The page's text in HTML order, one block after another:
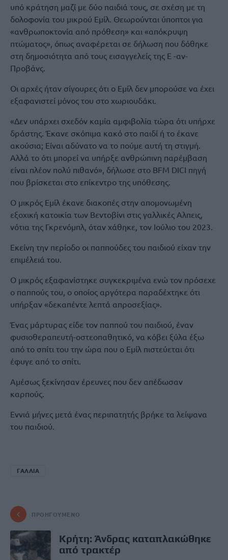
υπό κράτηση μαζί με δύο παιδιά τους, σε σχέση με τη
δολοφονία του μικρού Εμίλ. Θεωρούνται ύποπτοι για
«ανθρωποκτονία από πρόθεση» και «απόκρυψη
πτώματος», όπως αναφέρεται σε δήλωση που δόθηκε
στη δημοσιότητα από τους εισαγγελείς της E -αν-
Προβάνς.
Οι αρχές ήταν σίγουρες ότι ο Εμίλ δεν μπορούσε να έχει
εξαφανιστεί μόνος του στο χωριουδάκι.
«Δεν υπάρχει σχεδόν καμία αμφιβολία τώρα ότι υπήρχε
δράστης. Έκανε σκόπιμα κακό στο παιδί ή το έκανε
ακούσια; Είναι αδύνατο να το πούμε αυτή τη στιγμή.
Αλλά το ότι μπορεί να υπήρξε ανθρώπινη παρέμβαση
είναι πλέον πολύ πιθανό», δήλωσε στο BFM DICI πηγή
που βρίσκεται στο επίκεντρο της υπόθεσης.
Ο μικρός Εμίλ έκανε διακοπές στην απομονωμένη
εξοχική κατοικία των Βεντοβίνι στις γαλλικές Αλπεις,
νότια της Γκρενόμπλ, όταν χάθηκε, τον Ιούλιο του 2023.
Εκείνη την περίοδο οι παππούδες του παιδιού είχαν την
επιμέλειά του.
Ο μικρός εξαφανίστηκε συγκεκριμένα ενώ τον πρόσεχε
ο παππούς του, ο οποίος αργότερα παραδέχτηκε ότι
υπήρξαν «δεκαπέντε λεπτά απροσεξίας».
Ένας μάρτυρας είδε τον παππού του παιδιού, έναν
φυσιοθεραπευτή-οστεοπαθητικό, να κόβει ξύλα έξω
από το σπίτι του την ώρα που ο Εμίλ πιστεύεται ότι
έφυγε από το σπίτι.
Αμέσως ξεκίνησαν έρευνες που δεν απέδωσαν
καρπούς.
Εννιά μήνες μετά ένας περιπατητής βρήκε τα λείψανα
του παιδιού.
ΓΑΛΛΊΑ
ΠΡΟΗΓΟΎΜΕΝΟ
Κρήτη: Άνδρας καταπλακώθηκε
από τρακτέρ